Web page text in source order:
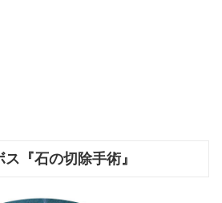
『石の切除手術』